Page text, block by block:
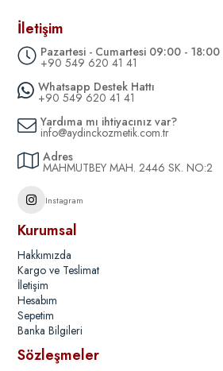
İletişim
Pazartesi - Cumartesi 09:00 - 18:00
+90 549 620 41 41
Whatsapp Destek Hattı
+90 549 620 41 41
Yardıma mı ihtiyacınız var?
info@aydinckozmetik.com.tr
Adres
MAHMUTBEY MAH. 2446 SK. NO:2
Instagram
Kurumsal
Hakkımızda
Kargo ve Teslimat
İletişim
Hesabım
Sepetim
Banka Bilgileri
Sözleşmeler